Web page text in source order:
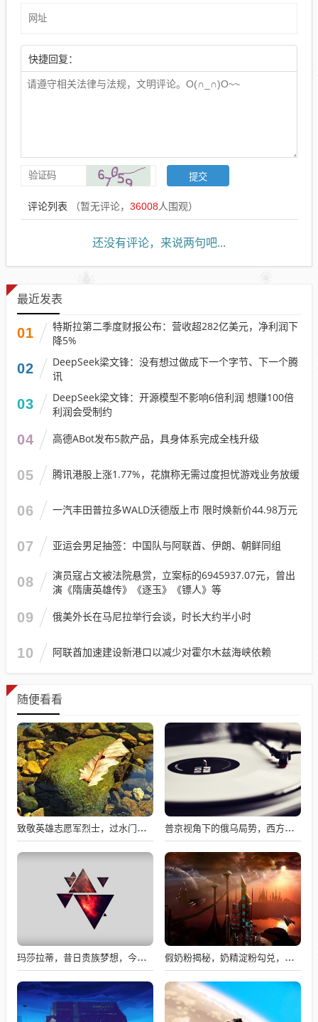
快捷回复：
评论列表 （暂无评论， 36008人围观）
还没有评论，来说两句吧...
最近发表
01
特斯拉第二季度财报公布：营收超282亿美元，净利润下
降5%
02
DeepSeek梁文锋：没有想过做成下一个字节、下一个腾
讯
03
DeepSeek梁文锋：开源模型不影响6倍利润 想赚100倍
利润会受制约
04 高德ABot发布5款产品，具身体系完成全栈升级
05 腾讯港股上涨1.77%，花旗称无需过度担忧游戏业务放缓
06 一汽丰田普拉多WALD沃德版上市 限时焕新价44.98万元
07 亚运会男足抽签：中国队与阿联酋、伊朗、朝鲜同组
08
演员寇占文被法院悬赏，立案标的6945937.07元，曾出
演《隋唐英雄传》《逐玉》《镖人》等
09 俄美外长在马尼拉举行会谈，时长大约半小时
10 阿联酋加速建设新港口以减少对霍尔木兹海峡依赖
随便看看
致敬英雄志愿军烈士，过水门仪式展现最高礼遇 普京视角下的俄乌局势，西方间接介入的深度博弈与博弈解析
玛莎拉蒂，昔日贵族梦想，今日价格亲民触手可及 假奶粉揭秘，奶精淀粉勾兑，流向何处？